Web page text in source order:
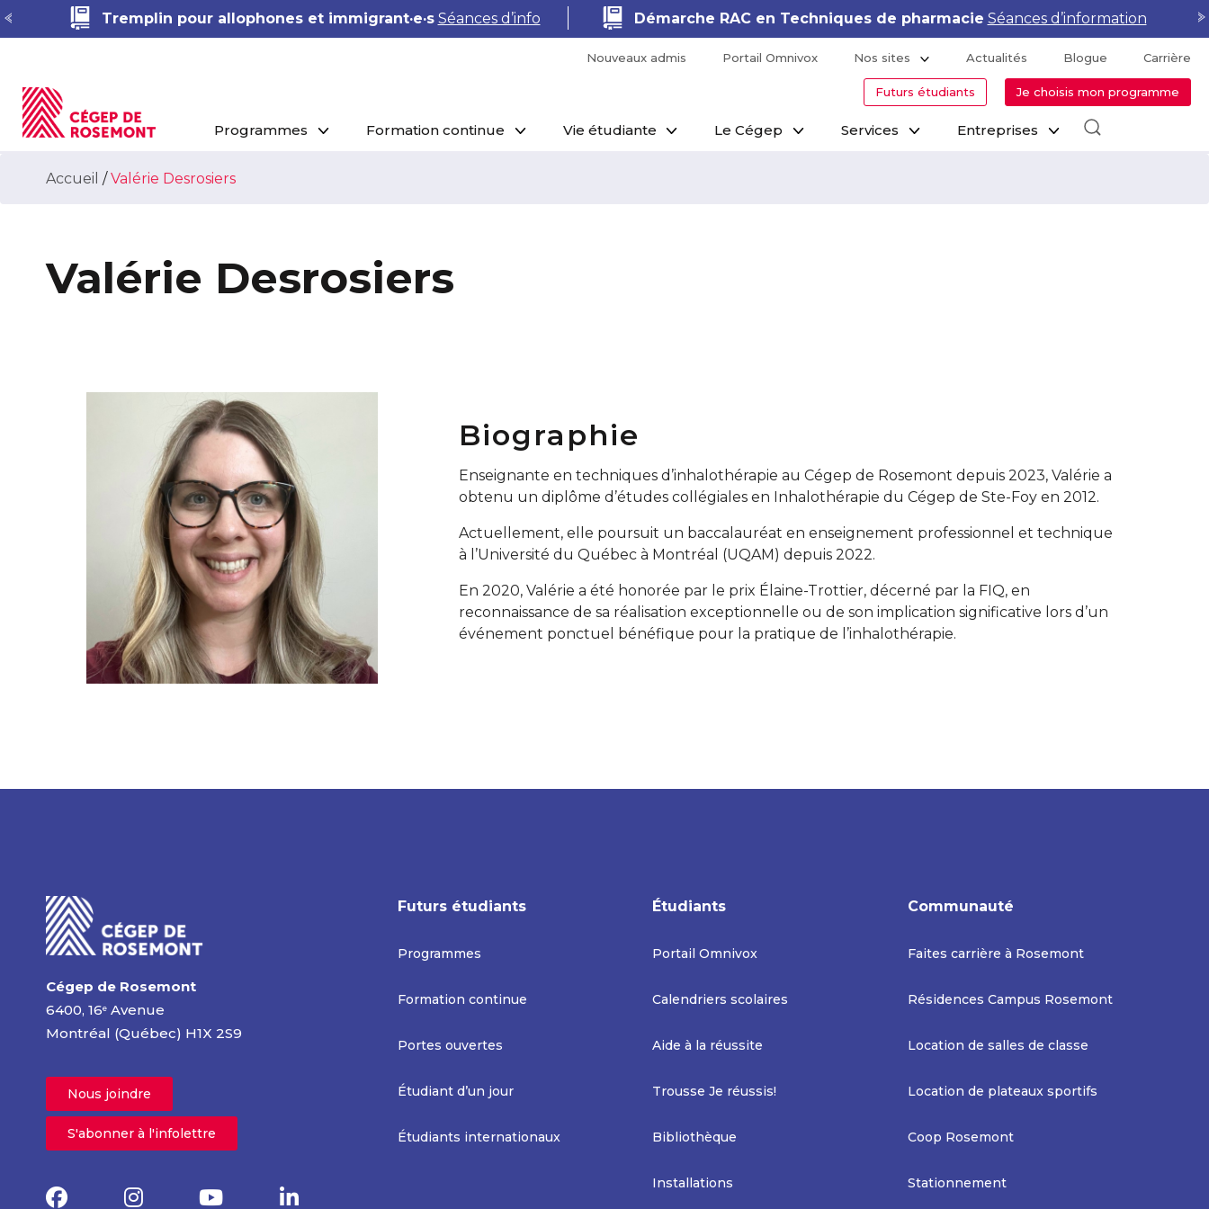
Tremplin pour allophones et immigrant·e·s Séances d’info Démarche RAC en Techniques de pharmacie Séances d’information
Nouveaux admis Portail Omnivox Nos sites Actualités Blogue Carrière
Futurs étudiants Je choisis mon programme
Programmes Formation continue Vie étudiante Le Cégep Services Entreprises
Accueil /Valérie Desrosiers
Valérie Desrosiers
Biographie
Enseignante en techniques d’inhalothérapie au Cégep de Rosemont depuis 2023, Valérie a
obtenu un diplôme d’études collégiales en Inhalothérapie du Cégep de Ste-Foy en 2012.
Actuellement, elle poursuit un baccalauréat en enseignement professionnel et technique
à l’Université du Québec à Montréal (UQAM) depuis 2022.
En 2020, Valérie a été honorée par le prix Élaine-Trottier, décerné par la FIQ, en
reconnaissance de sa réalisation exceptionnelle ou de son implication significative lors d’un
événement ponctuel bénéfique pour la pratique de l’inhalothérapie.
Cégep de Rosemont
6400, 16e Avenue
Montréal (Québec) H1X 2S9
Nous joindre
S'abonner à l'infolettre
Futurs étudiants
Programmes
Formation continue
Portes ouvertes
Étudiant d’un jour
Étudiants internationaux
Étudiants
Portail Omnivox
Calendriers scolaires
Aide à la réussite
Trousse Je réussis!
Bibliothèque
Installations
Communauté
Faites carrière à Rosemont
Résidences Campus Rosemont
Location de salles de classe
Location de plateaux sportifs
Coop Rosemont
Stationnement